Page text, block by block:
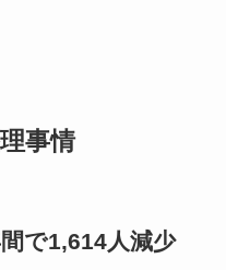
事情
で1,614人減少